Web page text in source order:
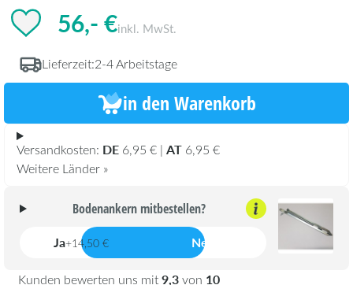
56,- €inkl. MwSt.
Lieferzeit:2-4 Arbeitstage
in den Warenkorb
Versandkosten: DE 6,95 € | AT 6,95 €
Weitere Länder »
Kunden bewerten uns mit9,3von 10
Bodenankern mitbestellen?
Ja+14,50 € Nein